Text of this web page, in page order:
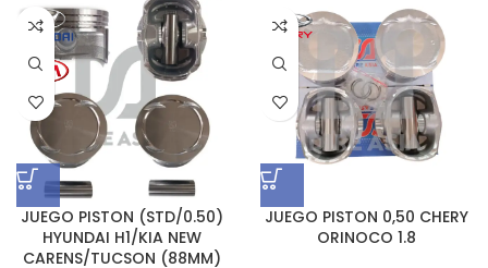
JUEGO PISTON (STD/0.50)
HYUNDAI H1/KIA NEW
CARENS/TUCSON (88MM)
JUEGO PISTON 0,50 CHERY
ORINOCO 1.8